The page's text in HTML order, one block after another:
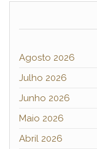
Agosto 2026
Julho 2026
Junho 2026
Maio 2026
Abril 2026